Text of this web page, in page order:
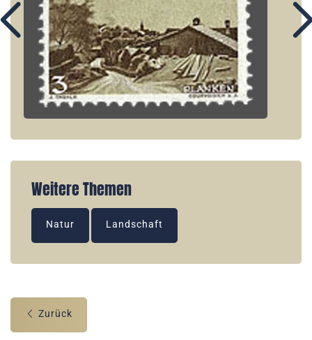
Weitere Themen
Natur Landschaft
Zurück